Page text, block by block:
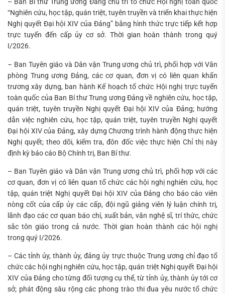
– Ban Bí thư Trung ương Đảng chủ trì tổ chức Hội nghị toàn quốc
“Nghiên cứu, học tập, quán triệt, tuyên truyền và triển khai thực hiện
Nghị quyết Đại hội XIV của Đảng” bằng hình thức trực tiếp kết hợp
trực tuyến đến cấp ủy cơ sở. Thời gian hoàn thành trong quý
I/2026.
– Ban Tuyên giáo và Dân vận Trung ương chủ trì, phối hợp với Văn
phòng Trung ương Đảng, các cơ quan, đơn vị có liên quan khẩn
trương xây dựng, ban hành Kế hoạch tổ chức Hội nghị trực tuyến
toàn quốc của Ban Bí thư Trung ương Đảng về nghiên cứu, học tập,
quán triệt, tuyên truyền Nghị quyết Đại hội XIV của Đảng; hướng
dẫn việc nghiên cứu, học tập, quán triệt, tuyên truyền Nghị quyết
Đại hội XIV của Đảng, xây dựng Chương trình hành động thực hiện
Nghị quyết; theo dõi, kiểm tra, đôn đốc việc thực hiện Chỉ thị này
định kỳ báo cáo Bộ Chính trị, Ban Bí thư.
– Ban Tuyên giáo và Dân vận Trung ương chủ trì, phối hợp với các
cơ quan, đơn vị có liên quan tổ chức các hội nghị nghiên cứu, học
tập, quán triệt Nghị quyết Đại hội XIV của Đảng cho báo cáo viên
nòng cốt của cấp ủy các cấp, đội ngũ giảng viên lý luận chính trị,
lãnh đạo các cơ quan báo chí, xuất bản, văn nghệ sĩ, trí thức, chức
sắc tôn giáo trong cả nước. Thời gian hoàn thành các hội nghị
trong quý I/2026.
– Các tỉnh ủy, thành ủy, đảng ủy trực thuộc Trung ương chỉ đạo tổ
chức các hội nghị nghiên cứu, học tập, quán triệt Nghị quyết Đại hội
XIV của Đảng cho từng đối tượng cụ thể, từ tỉnh ủy, thành ủy tới cơ
sở; phát động sâu rộng các phong trào thi đua yêu nước tổ chức